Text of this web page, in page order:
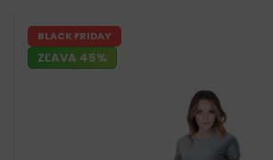
BLACK FRIDAY
ZĽAVA 45%